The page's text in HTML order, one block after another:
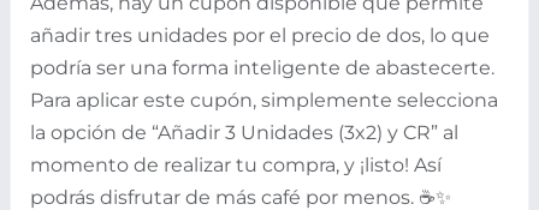
añadir tres unidades por el precio de dos, lo que
podría ser una forma inteligente de abastecerte.
Para aplicar este cupón, simplemente selecciona
la opción de “Añadir 3 Unidades (3x2) y CR” al
momento de realizar tu compra, y ¡listo! Así
podrás disfrutar de más café por menos. ☕✨